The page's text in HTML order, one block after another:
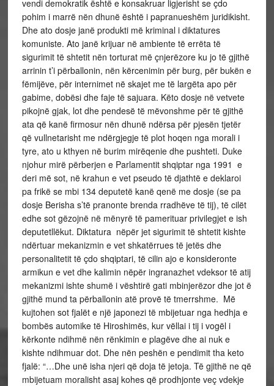
vendi demokratik është e konsakruar ligjerisht se çdo
pohim i marrë nën dhunë është i papranueshëm juridikisht.
Dhe ato dosje janë produkti më kriminal i diktatures
komuniste. Ato janë krijuar në ambiente të errëta të
sigurimit të shtetit nën torturat më çnjerëzore ku jo të gjithë
arrinin t’i përballonin, nën kërcenimin për burg, për bukën e
fëmijëve, për internimet në skajet me të largëta apo për
gabime, dobësi dhe faje të sajuara. Këto dosje në vetvete
pikojnë gjak, lot dhe pendesë të mëvonshme për të gjithë
ata që kanë firmosur nën dhunë ndërsa për pjesën tjetër
që vullnetarisht me ndërgjegje të plot hoqen nga morali i
tyre, ato u kthyen në burim mirëqenie dhe pushteti. Duke
njohur mirë përberjen e Parlamentit shqiptar nga 1991 e
deri më sot, në krahun e vet pseudo të djathtë e deklaroi
pa frikë se mbi 134 deputetë kanë qenë me dosje (se pa
dosje Berisha s’të pranonte brenda rradhëve të tij), të cilët
edhe sot gëzojnë në mënyrë të pamerituar privilegjet e ish
deputetllëkut. Diktatura nëpër jet sigurimit të shtetit kishte
ndërtuar mekanizmin e vet shkatërrues të jetës dhe
personalitetit të çdo shqiptari, të cilin ajo e konsideronte
armikun e vet dhe kalimin nëpër ingranazhet vdeksor të atij
mekanizmi ishte shumë i vështirë gati mbinjerëzor dhe jot ë
gjithë mund ta përballonin atë provë të tmerrshme. Më
kujtohen sot fjalët e një japonezi të mbijetuar nga hedhja e
bombës automike të Hiroshimës, kur vëllai i tij i vogël i
kërkonte ndihmë nën rënkimin e plagëve dhe ai nuk e
kishte ndihmuar dot. Dhe nën peshën e pendimit tha keto
fjalë: “…Dhe unë isha njeri që doja të jetoja. Të gjithë ne që
mbijetuam moralisht asaj kohes që prodhjonte veç vdekje